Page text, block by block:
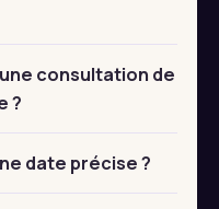
consultation de
?
date précise ?